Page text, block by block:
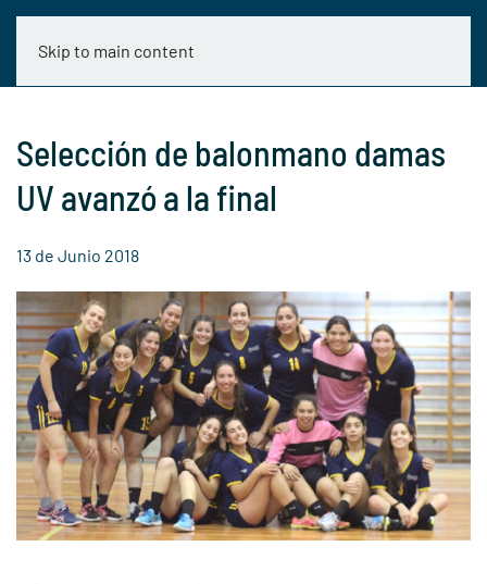
Skip to main content
Selección de balonmano damas
UV avanzó a la final
13 de Junio 2018